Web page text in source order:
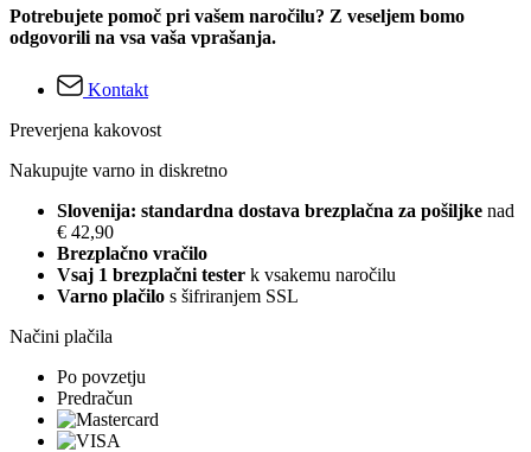
Potrebujete pomoč pri vašem naročilu? Z veseljem bomo
odgovorili na vsa vaša vprašanja.
Kontakt
Preverjena kakovost
Nakupujte varno in diskretno
Slovenija: standardna dostava brezplačna za pošiljke nad
€ 42,90
Brezplačno vračilo
Vsaj 1 brezplačni tester k vsakemu naročilu
Varno plačilo s šifriranjem SSL
Načini plačila
Po povzetju
Predračun